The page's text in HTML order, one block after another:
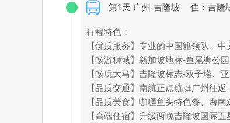
第1天 广州-吉隆坡 住：吉隆
行程特色：
【优质服务】专业的中国籍领队、
【畅游狮城】新加坡地标-鱼尾狮公
【畅玩大马】吉隆坡标志-双子塔、
【品质交通】南航正点航班广州往
【品质美食】咖喱鱼头特色餐、海
【高端住宿】升级两晚吉隆坡国际